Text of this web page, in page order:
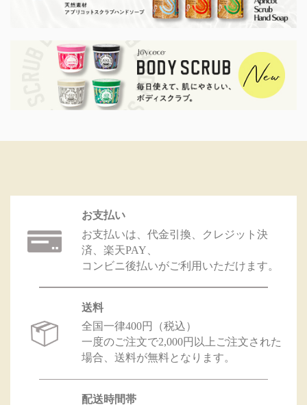
お支払い
お支払いは、代金引換、クレジット決
済、楽天PAY、
コンビニ後払いがご利用いただけます。
送料
全国一律400円（税込）
一度のご注文で2,000円以上ご注文された
場合、送料が無料となります。
配送時間帯